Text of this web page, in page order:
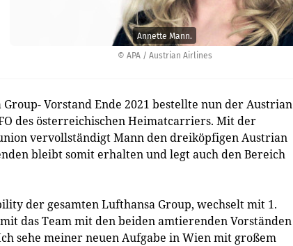
© APA / Austrian Airlines
Annette Mann.
Vorstand Ende 2021 bestellte nun der Austrian
des österreichischen Heimatcarriers. Mit der
vervollständigt Mann den dreiköpfigen Austrian
bleibt somit erhalten und legt auch den Bereich
der gesamten Lufthansa Group, wechselt mit 1.
das Team mit den beiden amtierenden Vorständen
sehe meiner neuen Aufgabe in Wien mit großem